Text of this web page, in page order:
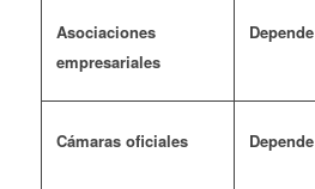
Asociaciones
empresariales
Depende
Cámaras oficiales Depende